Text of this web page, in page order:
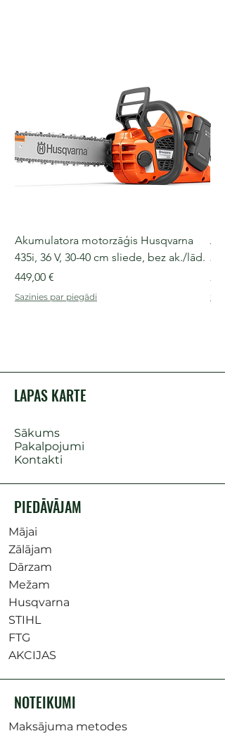
Akumulatora motorzāģis Husqvarna
435i, 36 V, 30-40 cm sliede, bez ak./lād.
Cena
449,00 €
Sazinies par piegādi
LAPAS KARTE
Sākums
Pakalpojumi
Kontakti
PIEDĀVĀJAM
Mājai
Zālājam
Dārzam
Mežam
Husqvarna
STIHL
FTG
AKCIJAS
NOTEIKUMI
Maksājuma metodes